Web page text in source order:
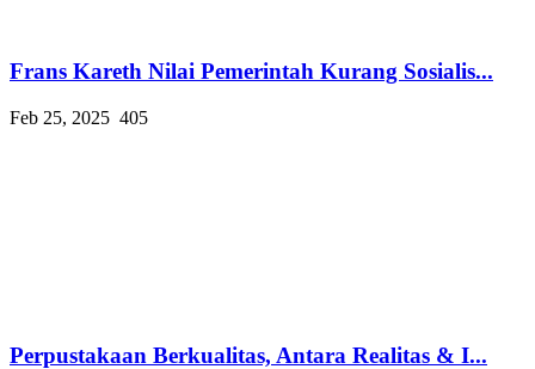
Frans Kareth Nilai Pemerintah Kurang Sosialis...
Feb 25, 2025 405
Perpustakaan Berkualitas, Antara Realitas & I...